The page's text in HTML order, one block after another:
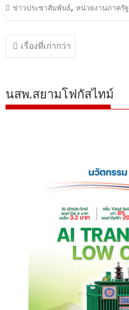
ข่าวประชาสัมพันธ์,หน่วยงานภาครัฐ
แนะแนว
เรื่อง
เรื่องที่เก่ากว่า
นสพ.สยามโฟกัสไทม์